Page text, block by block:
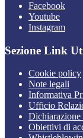
Facebook
Youtube
Instagram
Sezione Link
Cookie policy
Note legali
Informativa
Ufficio
Dichiarazione
Obiettivi di